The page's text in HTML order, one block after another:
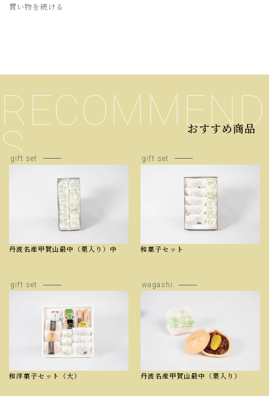
買い物を続ける
RECOMMEND
S おすすめ商品
gift set
丹波名産甲賀山最中（栗入り）中
gift set
和菓子セット
gift set
和洋菓子セット（大）
wagashi
丹波名産甲賀山最中（栗入り）